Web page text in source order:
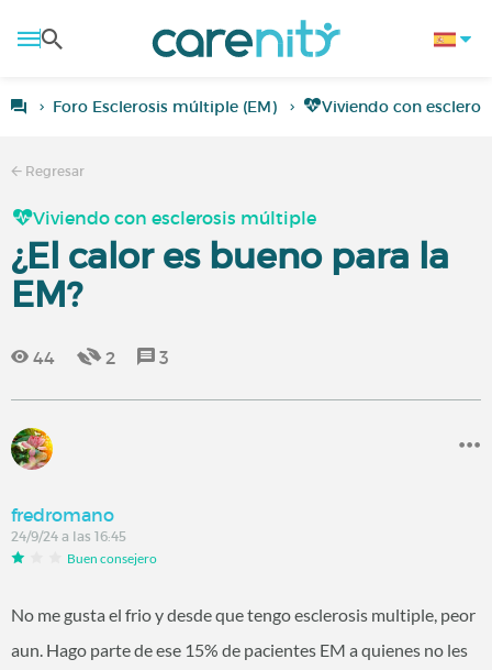
Foro Esclerosis múltiple (EM) Viviendo con
Regresar
Viviendo con esclerosis múltiple
¿El calor es bueno para la
EM?
44 2 3
fredromano
24/9/24 a las 16:45
Buen consejero
No me gusta el frio y desde que tengo esclerosis multiple, peor
aun. Hago parte de ese 15% de pacientes EM a quienes no les